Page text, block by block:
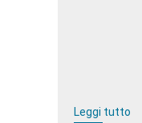
Leggi tutto